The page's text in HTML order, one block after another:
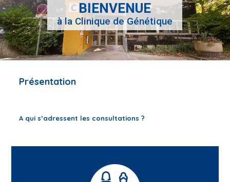
à la Clinique de Génétique
BIENVENUE
Présentation
A qui s’adressent les consultations ?